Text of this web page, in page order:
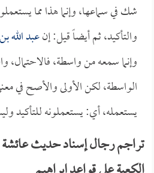
شك في سماعها، وإنما هذا مما
والتأكيد، ثم أيضاً قيل: إنعبد الله
وإنما سمعه من واسطة، فالاحتمال،
الواسطة، لكن الأولى والأصح في
يستعمله، أي: يستعملونه للتأكيد
تراجم رجال إسناد حديث عائشة